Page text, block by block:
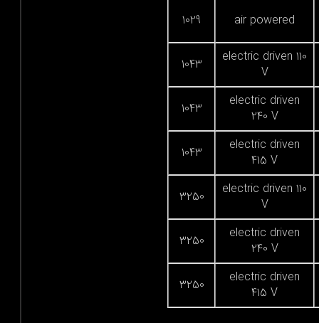
air powered
1029
electric driven 110
V
1043
electric driven
240 V
1043
electric driven
415 V
1043
electric driven 110
V
3250
electric driven
240 V
3250
electric driven
415 V
3250